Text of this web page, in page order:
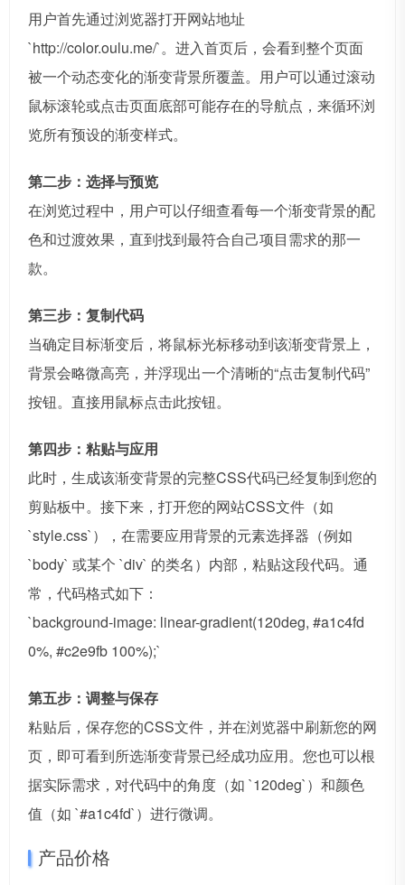
用户首先通过浏览器打开网站地址
`http://color.oulu.me/`。进入首页后，会看到整个页面
被一个动态变化的渐变背景所覆盖。用户可以通过滚动
鼠标滚轮或点击页面底部可能存在的导航点，来循环浏
览所有预设的渐变样式。
第二步：选择与预览
在浏览过程中，用户可以仔细查看每一个渐变背景的配
色和过渡效果，直到找到最符合自己项目需求的那一
款。
第三步：复制代码
当确定目标渐变后，将鼠标光标移动到该渐变背景上，
背景会略微高亮，并浮现出一个清晰的“点击复制代码”
按钮。直接用鼠标点击此按钮。
第四步：粘贴与应用
此时，生成该渐变背景的完整CSS代码已经复制到您的
剪贴板中。接下来，打开您的网站CSS文件（如
`style.css`），在需要应用背景的元素选择器（例如
`body` 或某个 `div` 的类名）内部，粘贴这段代码。通
常，代码格式如下：
`background-image: linear-gradient(120deg, #a1c4fd
0%, #c2e9fb 100%);`
第五步：调整与保存
粘贴后，保存您的CSS文件，并在浏览器中刷新您的网
页，即可看到所选渐变背景已经成功应用。您也可以根
据实际需求，对代码中的角度（如 `120deg`）和颜色
值（如 `#a1c4fd`）进行微调。
产品价格